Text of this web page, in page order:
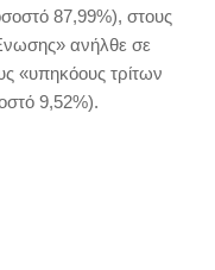
87,99%), στους
ανήλθε σε
«υπηκόους τρίτων
9,52%).